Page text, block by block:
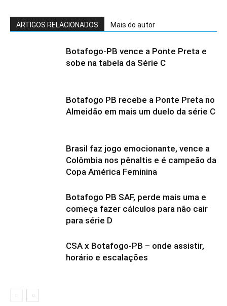
ARTIGOS RELACIONADOS Mais do autor
Botafogo-PB vence a Ponte Preta e
sobe na tabela da Série C
Botafogo PB recebe a Ponte Preta no
Almeidão em mais um duelo da série C
Brasil faz jogo emocionante, vence a
Colômbia nos pênaltis e é campeão da
Copa América Feminina
Botafogo PB SAF, perde mais uma e
começa fazer cálculos para não cair
para série D
CSA x Botafogo-PB – onde assistir,
horário e escalações